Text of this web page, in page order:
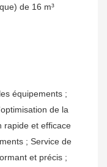
de 16 m³
équipements ;
de la
rapide et efficace
; Service de
et précis ;